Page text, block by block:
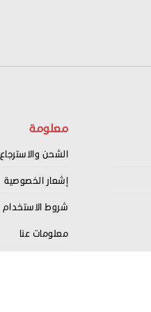
معلومة
الشحن والاسترجاع
إشعار الخصوصية
شروط الاستخدام
معلومات عنا